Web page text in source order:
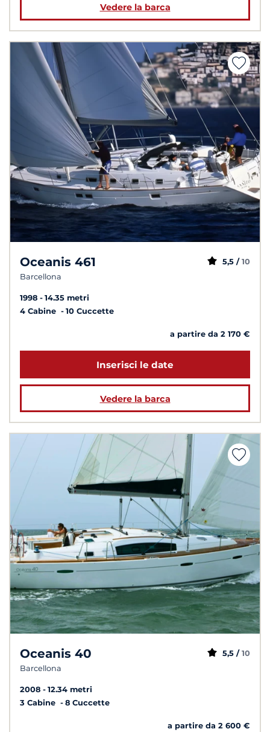
Vedere la barca
Oceanis 461
Barcellona
5,5 / 10
1998
14.35 metri
4 Cabine
10 Cuccette
a partire da 2 170 €
Inserisci le date
Vedere la barca
Oceanis 40
Barcellona
5,5 / 10
2008
12.34 metri
3 Cabine
8 Cuccette
a partire da 2 600 €